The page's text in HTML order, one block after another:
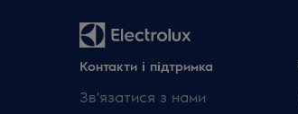
Контакти і підтримка
Зв'язатися з нами